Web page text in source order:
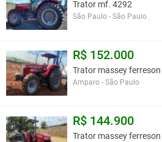
Trator mf. 4292
São Paulo - São Paulo
R$ 152.000
Trator massey
Amparo - São Paulo
R$ 144.900
Trator massey